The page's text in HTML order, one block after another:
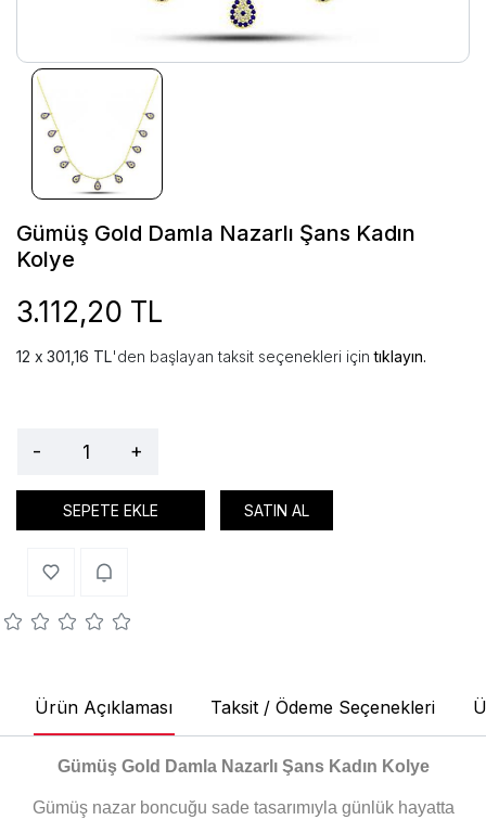
Gümüş Gold Damla Nazarlı Şans Kadın
Kolye
3.112,20 TL
301,16 TL'den başlayan taksit seçenekleri içintıklayın.
- +
SEPETE EKLE SATIN AL
Ürün Açıklaması Taksit / Ödeme Seçenekleri
Gümüş Gold Damla Nazarlı Şans Kadın Kolye
Gümüş nazar boncuğu sade tasarımıyla günlük hayatta